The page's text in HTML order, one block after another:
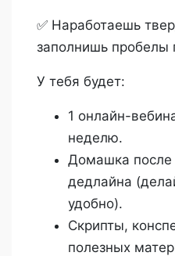
✅ Наработаешь
заполнишь
У тебя будет:
1 онлайн-
неделю.
Домашка после
дедлайна
удобно).
Скрипты,
полезных